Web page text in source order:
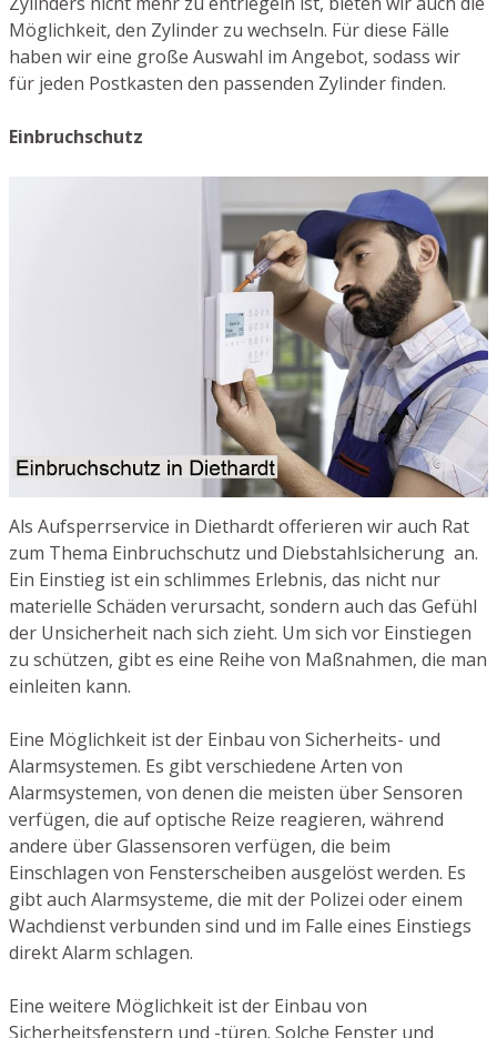
Möglichkeit, den Zylinder zu wechseln. Für diese Fälle
haben wir eine große Auswahl im Angebot, sodass wir
für jeden Postkasten den passenden Zylinder finden.
Einbruchschutz
Als Aufsperrservice in Diethardt offerieren wir auch Rat
zum Thema Einbruchschutz und Diebstahlsicherung an.
Ein Einstieg ist ein schlimmes Erlebnis, das nicht nur
materielle Schäden verursacht, sondern auch das Gefühl
der Unsicherheit nach sich zieht. Um sich vor Einstiegen
zu schützen, gibt es eine Reihe von Maßnahmen, die man
einleiten kann.
Eine Möglichkeit ist der Einbau von Sicherheits- und
Alarmsystemen. Es gibt verschiedene Arten von
Alarmsystemen, von denen die meisten über Sensoren
verfügen, die auf optische Reize reagieren, während
andere über Glassensoren verfügen, die beim
Einschlagen von Fensterscheiben ausgelöst werden. Es
gibt auch Alarmsysteme, die mit der Polizei oder einem
Wachdienst verbunden sind und im Falle eines Einstiegs
direkt Alarm schlagen.
Eine weitere Möglichkeit ist der Einbau von
Sicherheitsfenstern und -türen. Solche Fenster und